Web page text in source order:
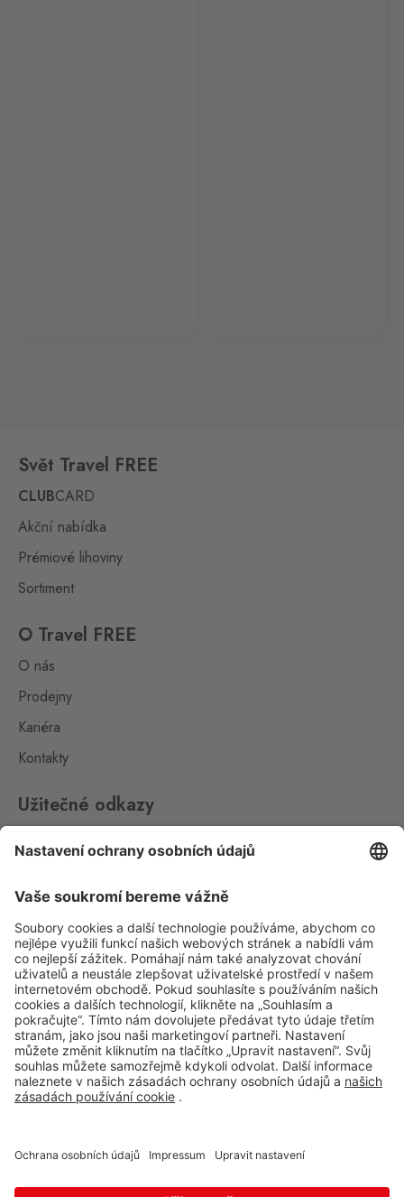
Svět Travel FREE
CLUBCARD
Akční nabídka
Prémiové lihoviny
Sortiment
O Travel FREE
O nás
Prodejny
Kariéra
Kontakty
Užitečné odkazy
Ochrana osobních údajů
Aplikace Travel FREE ke stažení
Sledujte nás na sociálních sitích